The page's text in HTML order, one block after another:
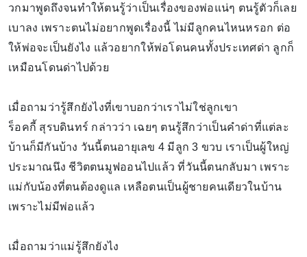
วกมาพูดถึงจนทำให้ตนรู้ว่าเป็นเรื่องของพ่อแน่ๆ ตนรู้ตัวก็เลย
เบาลง เพราะตนไม่อยากพูดเรื่องนี้ ไม่มีลูกคนไหนหรอก ต่อ
ให้พ่อจะเป็นยังไง แล้วอยากให้พ่อโดนคนทั้งประเทศด่า ลูกก็
เหมือนโดนด่าไปด้วย
เมื่อถามว่ารู้สึกยังไงที่เขาบอกว่าเราไม่ใช่ลูกเขา
ร็อคกี้ สุรบดินทร์ กล่าวว่า เฉยๆ ตนรู้สึกว่าเป็นคำด่าที่แต่ละ
บ้านก็มีกันบ้าง วันนี้ตนอายุเลข 4 มีลูก 3 ขวบ เราเป็นผู้ใหญ่
ประมาณนึง ชีวิตตนมูฟออนไปแล้ว ที่วันนี้ตนกลับมา เพราะ
แม่กับน้องที่ตนต้องดูแล เหลือตนเป็นผู้ชายคนเดียวในบ้าน
เพราะไม่มีพ่อแล้ว
เมื่อถามว่าแม่รู้สึกยังไง